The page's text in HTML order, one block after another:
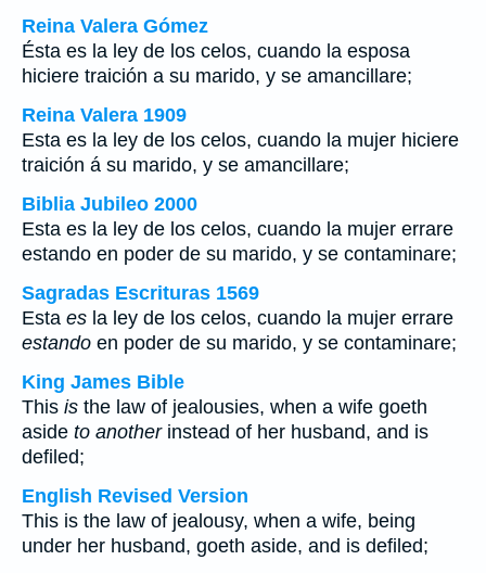
Reina Valera Gómez
Ésta es la ley de los celos, cuando la esposa
hiciere traición a su marido, y se amancillare;
Reina Valera 1909
Esta es la ley de los celos, cuando la mujer hiciere
traición á su marido, y se amancillare;
Biblia Jubileo 2000
Esta es la ley de los celos, cuando la mujer errare
estando en poder de su marido, y se contaminare;
Sagradas Escrituras 1569
Esta es la ley de los celos, cuando la mujer errare
estando en poder de su marido, y se contaminare;
King James Bible
This is the law of jealousies, when a wife goeth
aside to anotherinstead of her husband, and is
defiled;
English Revised Version
This is the law of jealousy, when a wife, being
under her husband, goeth aside, and is defiled;